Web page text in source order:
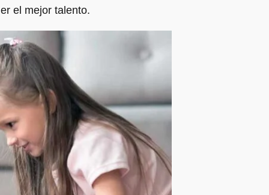
el mejor talento.